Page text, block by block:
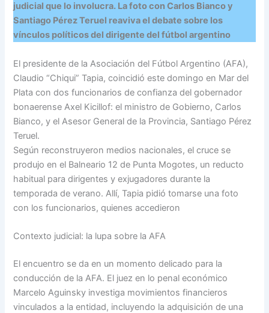
judicial que lo involucra. La foto con Carlos Bianco y
Santiago Pérez Teruel reaviva el debate sobre los
vínculos políticos del dirigente del fútbol argentino
El presidente de la Asociación del Fútbol Argentino (AFA),
Claudio “Chiqui” Tapia, coincidió este domingo en Mar del
Plata con dos funcionarios de confianza del gobernador
bonaerense Axel Kicillof: el ministro de Gobierno, Carlos
Bianco, y el Asesor General de la Provincia, Santiago Pérez
Teruel.
Según reconstruyeron medios nacionales, el cruce se
produjo en el Balneario 12 de Punta Mogotes, un reducto
habitual para dirigentes y exjugadores durante la
temporada de verano. Allí, Tapia pidió tomarse una foto
con los funcionarios, quienes accedieron
Contexto judicial: la lupa sobre la AFA
El encuentro se da en un momento delicado para la
conducción de la AFA. El juez en lo penal económico
Marcelo Aguinsky investiga movimientos financieros
vinculados a la entidad, incluyendo la adquisición de una